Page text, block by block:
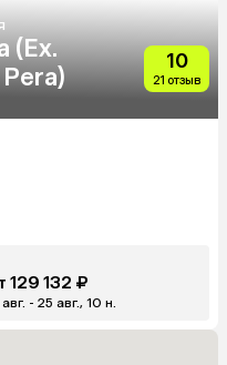
(Ex.
10
21 отзыв
129 132 ₽
авг. - 25 авг., 10 н.